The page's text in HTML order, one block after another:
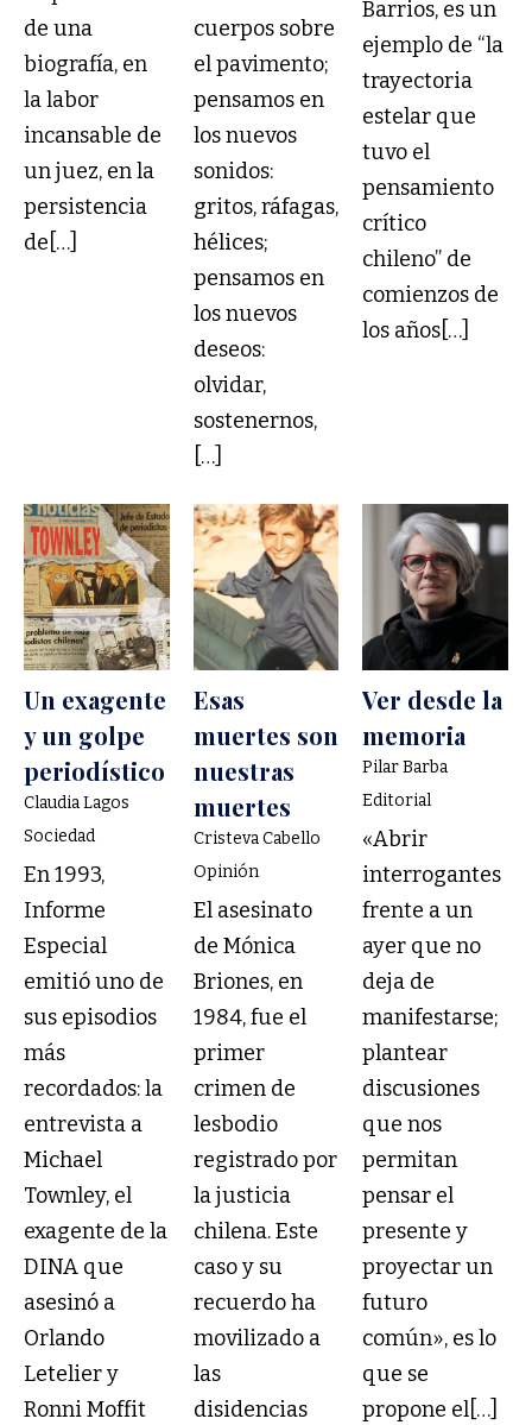
de una
biografía, en
la labor
incansable de
un juez, en la
persistencia
de[…]
cuerpos sobre
el pavimento;
pensamos en
los nuevos
sonidos:
gritos, ráfagas,
hélices;
pensamos en
los nuevos
deseos:
olvidar,
sostenernos,
[…]
Barrios, es un
ejemplo de “la
trayectoria
estelar que
tuvo el
pensamiento
crítico
chileno” de
comienzos de
los años[…]
Un exagente
y un golpe
periodístico
Claudia Lagos
Sociedad
En 1993,
Informe
Especial
emitió uno de
sus episodios
más
recordados: la
entrevista a
Michael
Townley, el
exagente de la
DINA que
asesinó a
Orlando
Letelier y
Ronni Moffit
Esas
muertes son
nuestras
muertes
Cristeva Cabello
Opinión
El asesinato
de Mónica
Briones, en
1984, fue el
primer
crimen de
lesbodio
registrado por
la justicia
chilena. Este
caso y su
recuerdo ha
movilizado a
las
disidencias
Ver desde la
memoria
Pilar Barba
Editorial
«Abrir
interrogantes
frente a un
ayer que no
deja de
manifestarse;
plantear
discusiones
que nos
permitan
pensar el
presente y
proyectar un
futuro
común», es lo
que se
propone el[…]